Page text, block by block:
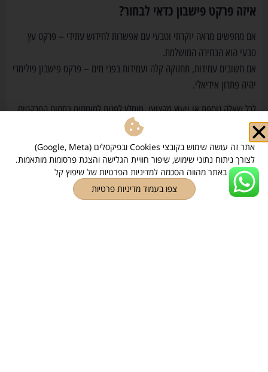
איזה פרקט פישבון כדאי לבחור?
אם מחפשים מראה יוקרתי וטבעי עם אפשרות לחידוש עתידי – פרקט עץ
טבעי הוא הבחירה המושלמת.
אם חשובים עמידות, תחזוקה קלה ועמידות בפני מים – פרקט פישבון פולימרי
יהיה פתרון אידיאלי.
לכל שאלה נוספת או ייעוץ מקצועי, מומלץ לפנות למומחים בתחום הפרקטים
כדי לבחור את הפתרון המתאים ביותר לצרכים שלכם.
מומלץ –פרקט פישבון בריק ועץ
קראו גם כתבות אחרותבבלוג שלנו
שתפו את הכתבה
אתר זה עושה שימוש בקובצי Cookies ובפיקסלים (Google, Meta)
לצורך ניתוח נתוני שימוש, שיפור חוויית הגלישה והצגת פרסומות מותאמות.
השימוש באתר מהווה הסכמה למדיניות הפרטיות של שיפוץ קל
צפו בעמוד מדיניות פרטיות